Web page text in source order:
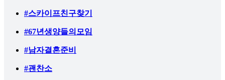
#스카이프친구찾기
#67년생양들의모임
#남자결혼준비
#괜찬소